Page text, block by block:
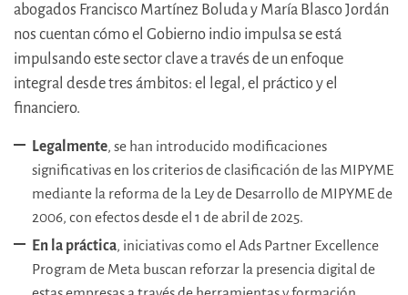
abogados Francisco Martínez Boluda y María Blasco Jordán
nos cuentan cómo el Gobierno indio impulsa se está
impulsando este sector clave a través de un enfoque
integral desde tres ámbitos: el legal, el práctico y el
financiero.
Legalmente, se han introducido modificaciones
significativas en los criterios de clasificación de las MIPYME
mediante la reforma de la Ley de Desarrollo de MIPYME de
2006, con efectos desde el 1 de abril de 2025.
En la práctica, iniciativas como el Ads Partner Excellence
Program de Meta buscan reforzar la presencia digital de